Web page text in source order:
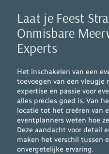
Laat je Feest
Onmisbare
Experts
Het inschakelen van een
toevoegen van een vleugje
expertise en passie voor
alles precies goed is. Van
locatie tot het creëren van
eventplanners weten hoe
Deze aandacht voor detail
maken het verschil tussen
onvergetelijke ervaring.